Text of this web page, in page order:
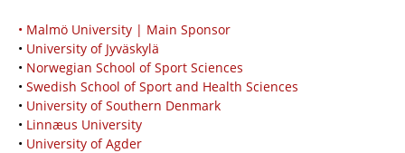
• Malmö University | Main Sponsor
• University of Jyväskylä
• Norwegian School of Sport Sciences
• Swedish School of Sport and Health Sciences
• University of Southern Denmark
• Linnæus University
• University of Agder